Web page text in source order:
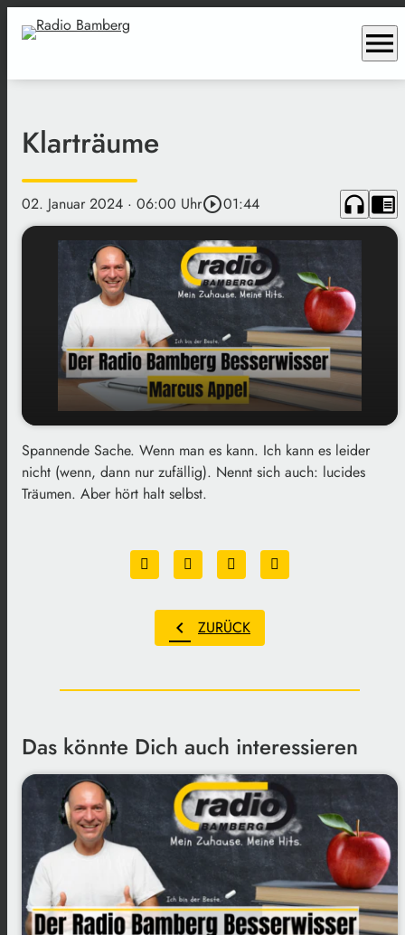
menu
Klarträume
02. Januar 2024 · 06:00 Uhrplay_circle_outline01:44 headphones chrome_reader_mode
play_arrow Klarträume
00:00
Spannende Sache. Wenn man es kann. Ich kann es leider
nicht (wenn, dann nur zufällig). Nennt sich auch: lucides
Träumen. Aber hört halt selbst.
chevron_left ZURÜCK
Das könnte Dich auch interessieren